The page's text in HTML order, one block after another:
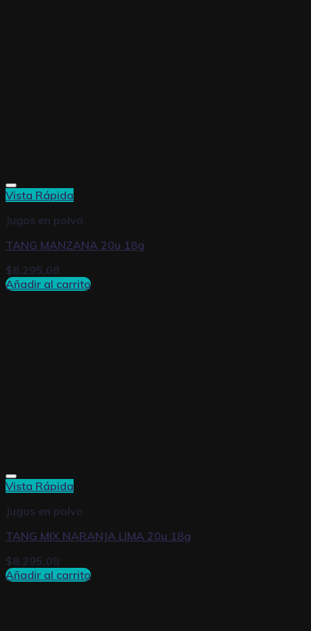
Vista Rápida
Jugos en polvo
TANG MANZANA 20u 18g
$8.295,08
Añadir al carrito
Vista Rápida
Jugos en polvo
TANG MIX NARANJA LIMA 20u 18g
$8.295,08
Añadir al carrito